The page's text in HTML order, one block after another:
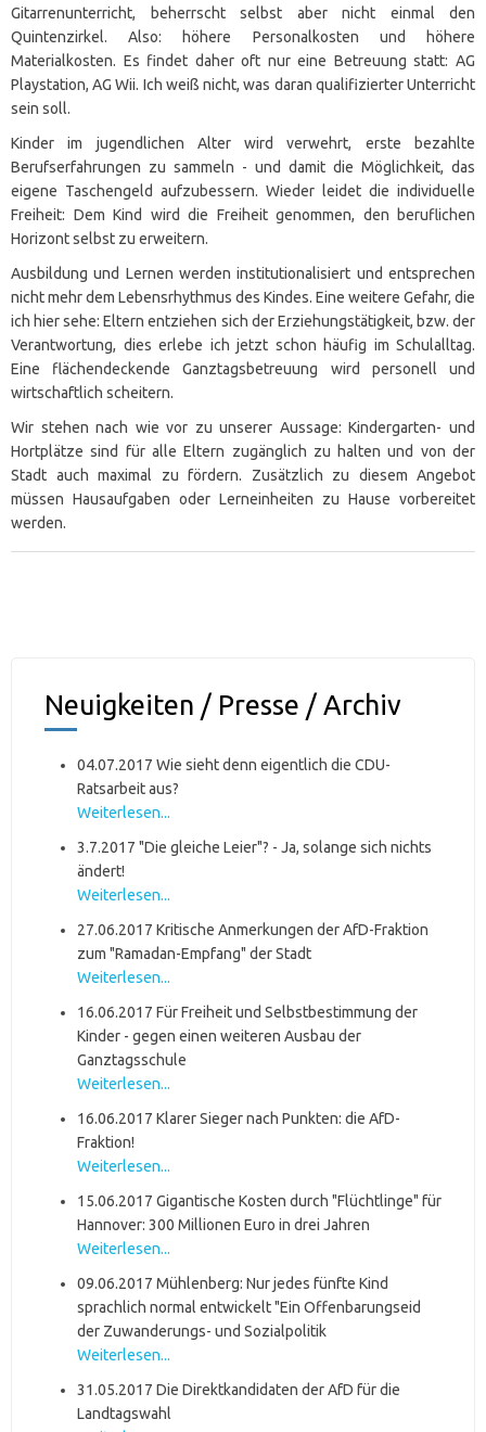
Gitarrenunterricht, beherrscht selbst aber nicht einmal den
Quintenzirkel. Also: höhere Personalkosten und höhere
Materialkosten. Es findet daher oft nur eine Betreuung statt: AG
Playstation, AG Wii. Ich weiß nicht, was daran qualifizierter Unterricht
sein soll.
Kinder im jugendlichen Alter wird verwehrt, erste bezahlte
Berufserfahrungen zu sammeln - und damit die Möglichkeit, das
eigene Taschengeld aufzubessern. Wieder leidet die individuelle
Freiheit: Dem Kind wird die Freiheit genommen, den beruflichen
Horizont selbst zu erweitern.
Ausbildung und Lernen werden institutionalisiert und entsprechen
nicht mehr dem Lebensrhythmus des Kindes. Eine weitere Gefahr, die
ich hier sehe: Eltern entziehen sich der Erziehungstätigkeit, bzw. der
Verantwortung, dies erlebe ich jetzt schon häufig im Schulalltag.
Eine flächendeckende Ganztagsbetreuung wird personell und
wirtschaftlich scheitern.
Wir stehen nach wie vor zu unserer Aussage: Kindergarten- und
Hortplätze sind für alle Eltern zugänglich zu halten und von der
Stadt auch maximal zu fördern. Zusätzlich zu diesem Angebot
müssen Hausaufgaben oder Lerneinheiten zu Hause vorbereitet
werden.
Neuigkeiten / Presse / Archiv
04.07.2017 Wie sieht denn eigentlich die CDU-
Ratsarbeit aus?
Weiterlesen...
3.7.2017 "Die gleiche Leier"? - Ja, solange sich nichts
ändert!
Weiterlesen...
27.06.2017 Kritische Anmerkungen der AfD-Fraktion
zum "Ramadan-Empfang" der Stadt
Weiterlesen...
16.06.2017 Für Freiheit und Selbstbestimmung der
Kinder - gegen einen weiteren Ausbau der
Ganztagsschule
Weiterlesen...
16.06.2017 Klarer Sieger nach Punkten: die AfD-
Fraktion!
Weiterlesen...
15.06.2017 Gigantische Kosten durch "Flüchtlinge" für
Hannover: 300 Millionen Euro in drei Jahren
Weiterlesen...
09.06.2017 Mühlenberg: Nur jedes fünfte Kind
sprachlich normal entwickelt "Ein Offenbarungseid
der Zuwanderungs- und Sozialpolitik
Weiterlesen...
31.05.2017 Die Direktkandidaten der AfD für die
Landtagswahl